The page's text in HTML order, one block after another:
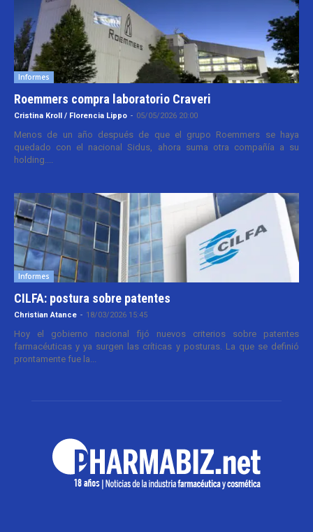
Informes
Roemmers compra laboratorio Craveri
Cristina Kroll / Florencia Lippo - 05/05/2026 20:00
Menos de un año después de que el grupo Roemmers se haya
quedado con el nacional Sidus, ahora suma otra compañía a su
holding....
Informes
CILFA: postura sobre patentes
Christian Atance - 18/03/2026 15:45
Hoy el gobierno nacional fijó nuevos criterios sobre patentes
farmacéuticas y ya surgen las críticas y posturas. La que se definió
prontamente fue la...